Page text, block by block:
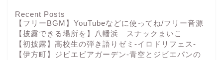
Recent Posts
【フリーBGM】YouTubeなどに使ってね/フリー音源
【披露できる場所を】八幡浜 スナックまいこ
【初披露】高校生の弾き語りゼミ-イロドリフェス-
【伊方町】ジビエビアガーデン-青空とジビエパンの